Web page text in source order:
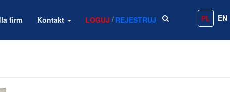
firm Kontakt LOGUJ / REJESTRUJ PL EN